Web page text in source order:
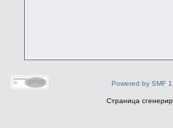
Powered by SMF
Страница